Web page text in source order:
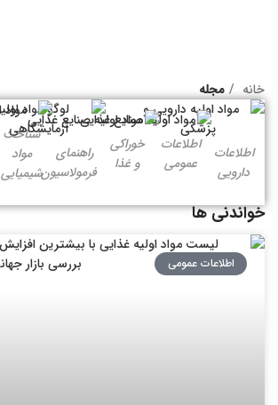
خانه مجله
اطلاعات
دارویی
اطلاعات
عمومی
خوراکی
و غذا
راهنمای
فرمولاسیون
شناخت
مواد
شیمیایی
خواندنی ها
اطلاعات عمومی